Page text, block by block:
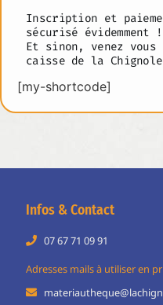
Inscription et
sécurisé évidemment !
Et sinon, venez
caisse de la
[my-shortcode]
Infos & Contact
07 67 71 09 91
Adresses mails à utiliser en